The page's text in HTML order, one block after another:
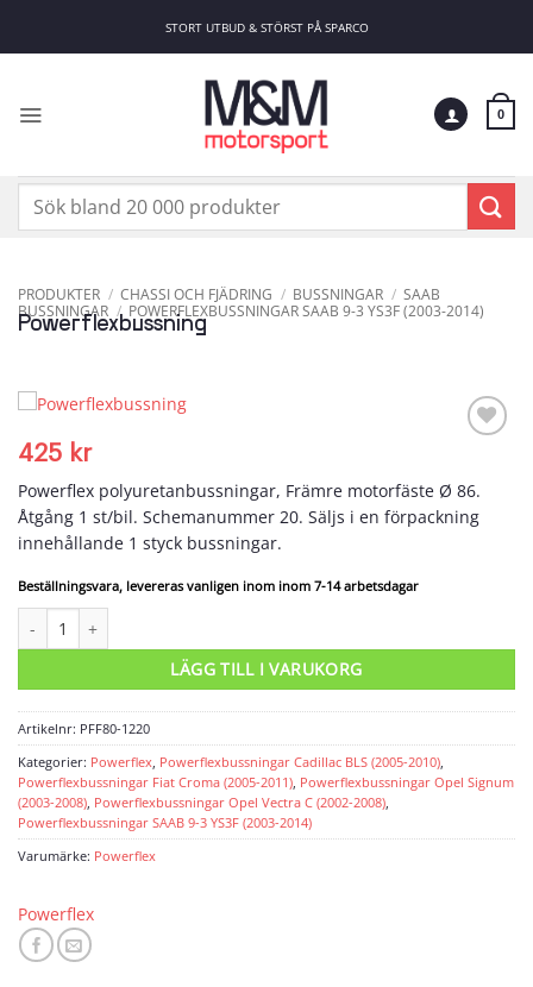
STORT UTBUD & STÖRST PÅ SPARCO
0
Sök
PRODUKTER / CHASSI OCH FJÄDRING / BUSSNINGAR / SAAB
BUSSNINGAR / POWERFLEXBUSSNINGAR SAAB 9-3 YS3F (2003-2014)
Powerflexbussning
425 kr
Powerflex polyuretanbussningar, Främre motorfäste Ø 86.
Åtgång 1 st/bil. Schemanummer 20. Säljs i en förpackning
innehållande 1 styck bussningar.
Beställningsvara, levereras vanligen inom inom 7-14 arbetsdagar
LÄGG TILL I VARUKORG
Artikelnr: PFF80-1220
Kategorier: Powerflex, Powerflexbussningar Cadillac BLS (2005-2010),
Powerflexbussningar Fiat Croma (2005-2011), Powerflexbussningar Opel Signum
(2003-2008), Powerflexbussningar Opel Vectra C (2002-2008),
Powerflexbussningar SAAB 9-3 YS3F (2003-2014)
Varumärke: Powerflex
Powerflex